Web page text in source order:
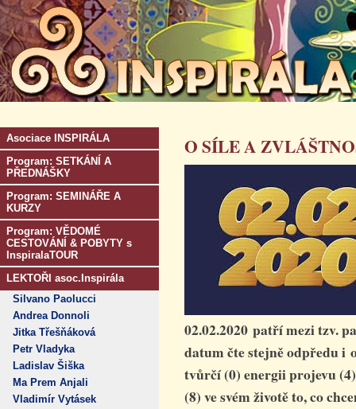
Asociace INSPIRÁLA
Program: SETKÁNÍ A
PŘEDNÁŠKY
Program: SEMINÁŘE A
KURZY
Program: VĚDOMÉ
CESTOVÁNÍ & POBYTY s
InspiralaTOUR
LEKTOŘI asoc.Inspirála
Silvano Paolucci
Andrea Donnoli
Jitka Třešňáková
Petr Vladyka
Ladislav Šiška
Ma Prem Anjali
Vladimír Vytásek
O SÍLE A
02.02.2020 patří mezi tzv.
datum čte stejně odpředu i
tvůrčí (0) energii projevu
(8) ve svém životě to, co